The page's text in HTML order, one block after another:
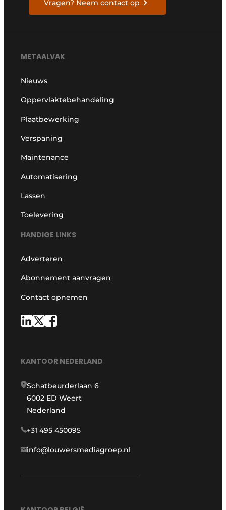
Vragen? Neem contact op
METAALVAK
Nieuws
Oppervlaktebehandeling
Plaatbewerking
Verspaning
Maintenance
Automatisering
Lassen
Toelevering
HANDIGE LINKS
Adverteren
Abonnement aanvragen
Contact opnemen
KANTOOR NEDERLAND
Schatbeurderlaan 6
6002 ED Weert
Nederland
+31 495 450095
info@louwersmediagroep.nl